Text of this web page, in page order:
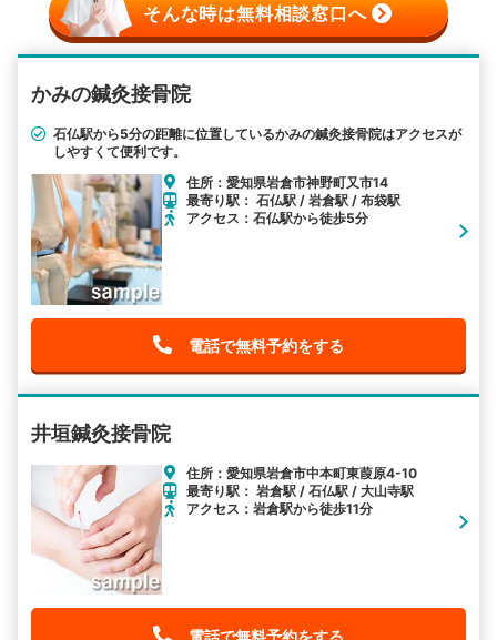
そんな時は無料相談窓口へ
かみの鍼灸接骨院
石仏駅から5分の距離に位置しているかみの鍼灸接骨院はアクセスが
しやすくて便利です。
住所：愛知県岩倉市神野町又市14
最寄り駅： 石仏駅 / 岩倉駅 / 布袋駅
アクセス：石仏駅から徒歩5分
電話で無料予約をする
井垣鍼灸接骨院
住所：愛知県岩倉市中本町東葭原4-10
最寄り駅： 岩倉駅 / 石仏駅 / 大山寺駅
アクセス：岩倉駅から徒歩11分
電話で無料予約をする